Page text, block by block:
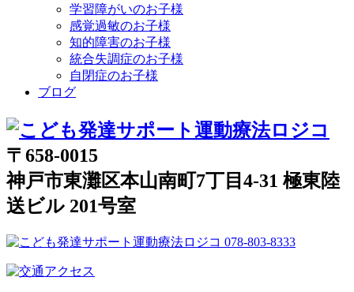
学習障がいのお子様
感覚過敏のお子様
知的障害のお子様
統合失調症のお子様
自閉症のお子様
ブログ
〒658-0015
神戸市東灘区本山南町7丁目4-31 極東陸
送ビル 201号室